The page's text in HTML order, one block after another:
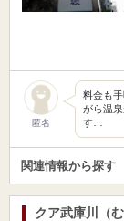
匿名
料金も
がら温
す…
関連情報から探す
クア武庫川（む